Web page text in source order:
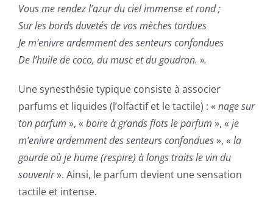
Vous me rendez l’azur du ciel immense et rond ;
Sur les bords duvetés de vos mèches tordues
Je m’enivre ardemment des senteurs confondues
De l’huile de coco, du musc et du goudron. ».
Une synesthésie typique consiste à associer
parfums et liquides (l’olfactif et le tactile) : « nage sur
ton parfum », « boire à grands flots le parfum », « je
m’enivre ardemment des senteurs confondues», « la
gourde où je hume (respire) à longs traits le vin du
souvenir». Ainsi, le parfum devient une sensation
tactile et intense.